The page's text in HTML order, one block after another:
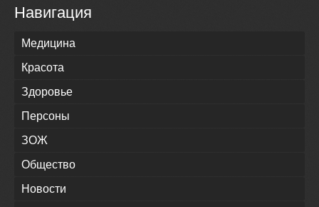
Навигация
Медицина
Красота
Здоровье
Персоны
ЗОЖ
Общество
Новости